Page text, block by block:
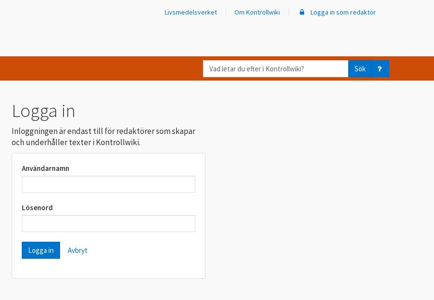
Livsmedelsverket Om Kontrollwiki Logga in som redaktör
Vad
letar
Sök
Logga in
Inloggningen är endast till för redaktörer som skapar
och underhåller texter i Kontrollwiki.
Användarnamn
Lösenord
Avbryt